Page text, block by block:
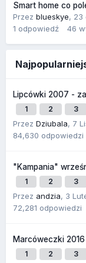
Smart home co
Przez blueskye, 23
1 odpowiedź 46
Lipcówki 2007 -
1 2 3
Przez Dziubala, 7
84,630 odpowiedzi
"Kampania"
1 2 3
Przez andzia, 3
72,281 odpowiedzi
Marcóweczki 2016
1 2 3